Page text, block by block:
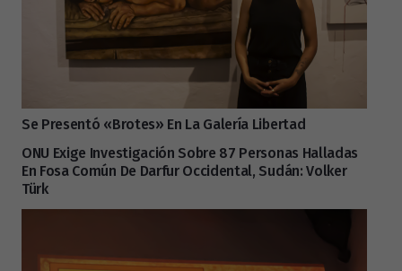
Se Presentó «Brotes» En La Galería Libertad
ONU Exige Investigación Sobre 87 Personas Halladas
En Fosa Común De Darfur Occidental, Sudán: Volker
Türk